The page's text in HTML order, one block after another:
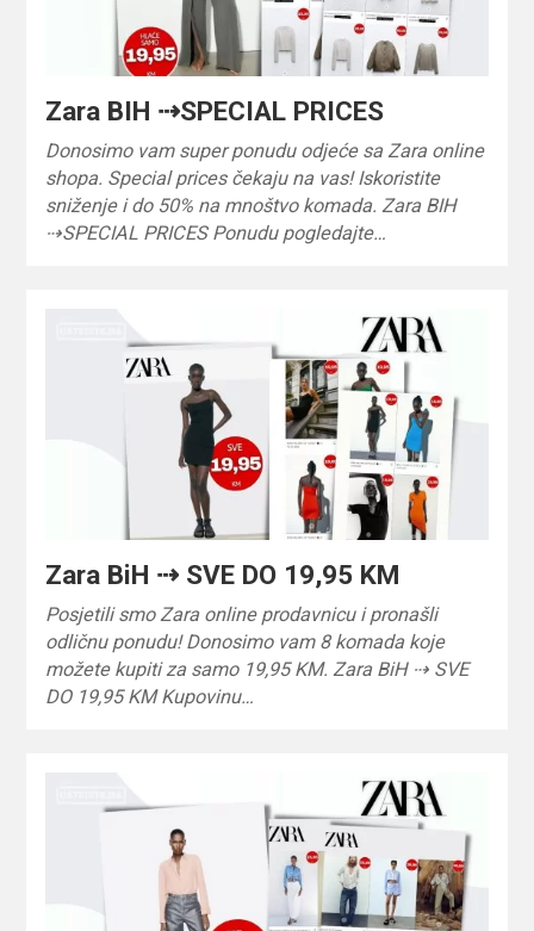
Zara BIH ⇢SPECIAL PRICES
Donosimo vam super ponudu odjeće sa Zara online
shopa. Special prices čekaju na vas! Iskoristite
sniženje i do 50% na mnoštvo komada. Zara BIH
⇢SPECIAL PRICES Ponudu pogledajte…
Zara BiH ⇢ SVE DO 19,95 KM
Posjetili smo Zara online prodavnicu i pronašli
odličnu ponudu! Donosimo vam 8 komada koje
možete kupiti za samo 19,95 KM. Zara BiH ⇢ SVE
DO 19,95 KM Kupovinu…